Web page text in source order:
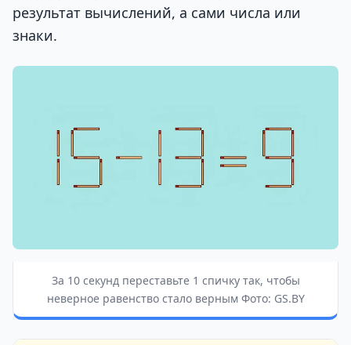
результат вычислений, а сами числа или
знаки.
За 10 секунд переставьте 1 спичку так, чтобы
неверное равенство стало верным Фото: GS.BY